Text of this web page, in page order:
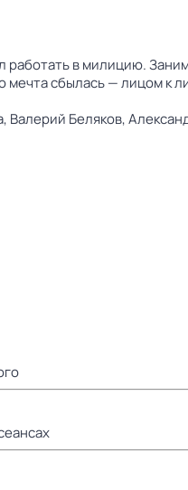
в милицию.
мечта сбылась — лицом к
Валерий Беляков,